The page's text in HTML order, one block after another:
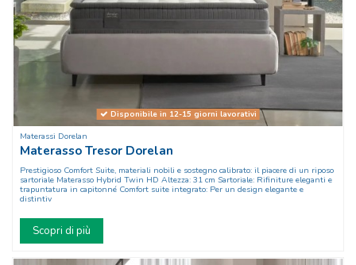
Disponibile in 12-15 giorni lavorativi
Materassi Dorelan
Materasso Tresor Dorelan
Prestigioso Comfort Suite, materiali nobili e sostegno calibrato: il piacere di un riposo
sartoriale Materasso Hybrid Twin HD Altezza: 31 cm Sartoriale: Rifiniture eleganti e
trapuntatura in capitonné Comfort suite integrato: Per un design elegante e
distintiv
Scopri di più